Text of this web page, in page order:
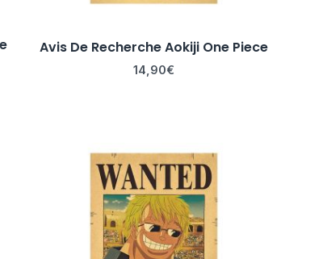
Avis De Recherche Aokiji One Piece
14,90€